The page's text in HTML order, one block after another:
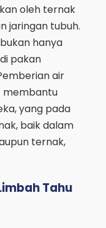
oleh ternak
jaringan tubuh.
hanya
pakan
air
membantu
yang pada
baik dalam
ternak,
Tahu